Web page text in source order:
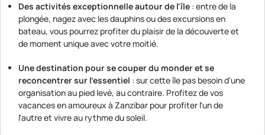
Des activités exceptionnelle autour de l'île : entre de la
plongée, nagez avec les dauphins ou des excursions en
bateau, vous pourrez profiter du plaisir de la découverte et
de moment unique avec votre moitié.
Une destination pour se couper du monder et se
reconcentrer sur l'essentiel : sur cette île pas besoin d'une
organisation au pied levé, au contraire. Profitez de vos
vacances en amoureux à Zanzibar pour profiter l'un de
l'autre et vivre au rythme du soleil.